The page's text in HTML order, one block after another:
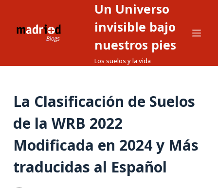
o
e
Un Universo
invisible bajo
nuestros pies
Los suelos y la vida
La Clasificación de Suelos
de la WRB 2022
Modificada en 2024 y Más
traducidas al Español